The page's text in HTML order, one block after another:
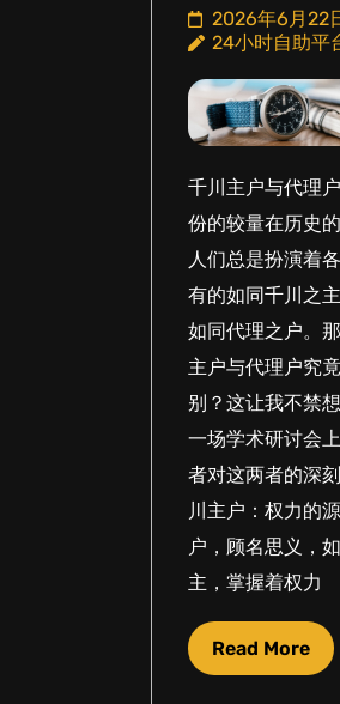
2026年6月22
24小时自助平
千川主户与代理
份的较量在历史
人们总是扮演着
有的如同千川之
如同代理之户。
主户与代理户究
别？这让我不禁
一场学术研讨会
者对这两者的深
川主户：权力的
户，顾名思义，
主，掌握着权力
Read More